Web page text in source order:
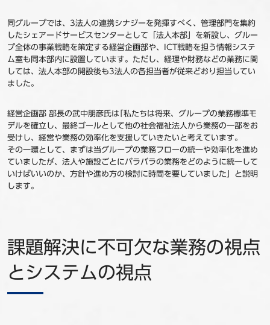
同グループでは、3法人の連携シナジーを発揮すべく、管理部門を集約
したシェアードサービスセンターとして「法人本部」を新設し、グルー
プ全体の事業戦略を策定する経営企画部や、ICT戦略を担う情報システ
ム室も同本部内に設置しています。ただし、経理や財務などの業務に関
しては、法人本部の開設後も3法人の各担当者が従来どおり担当してい
ました。
経営企画部 部長の武中朋彦氏は｢私たちは将来、グループの業務標準モ
デルを確立し、最終ゴールとして他の社会福祉法人から業務の一部をお
受けし、経営や業務の効率化を支援していきたいと考えています。
その一環として、まずは当グループの業務フローの統一や効率化を進め
ていましたが、法人や施設ごとにバラバラの業務をどのように統一して
いけばいいのか、方針や進め方の検討に時間を要していました」と説明
します。
課題解決に不可欠な業務の視点
とシステムの視点